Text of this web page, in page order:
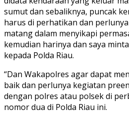
sumut dan sebaliknya, puncak
harus di perhatikan dan
matang dalam menyikapi
kemudian harinya dan saya
kepada Polda Riau.
“Dan Wakapolres agar dapat
baik dan perlunya kegiatan
dengan polres atau polsek di
nomor dua di Polda Riau ini.